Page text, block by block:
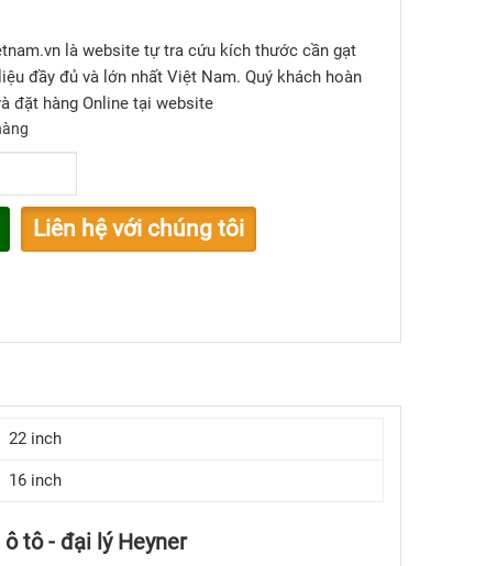
là website tự tra cứu kích thước cần gạt
đầy đủ và lớn nhất Việt Nam. Quý khách hoàn
đặt hàng Online tại website
Liên hệ với chúng tôi
22 inch
16 inch
tô - đại lý Heyner